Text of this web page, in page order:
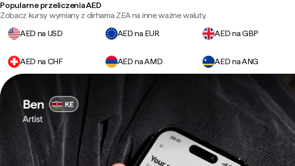
Popularne przeliczenia AED
Zobacz kursy wymiany z dirhama ZEA na inne ważne waluty.
AED na USD
AED na EUR AED na GBP
AED na CHF AED na AMD AED na ANG